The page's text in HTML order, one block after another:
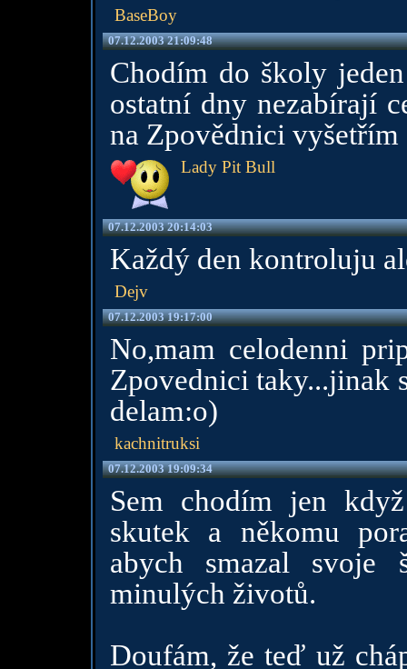
BaseBoy
07.12.2003 21:09:48
Chodím do školy
ostatní dny nezabírají
na Zpovědnici
Lady Pit Bull
07.12.2003 20:14:03
Každý den kontroluju
Dejv
07.12.2003 19:17:00
No,mam celodenni
Zpovednici taky...jinak
delam:o)
kachnitruksi
07.12.2003 19:09:34
Sem chodím jen
skutek a někomu
abych smazal
minulých životů.
Doufám, že teď už